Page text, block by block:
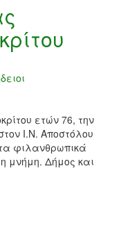
ετών 76, την
Ι.Ν. Αποστόλου
φιλανθρωπικά
μνήμη. Δήμος και